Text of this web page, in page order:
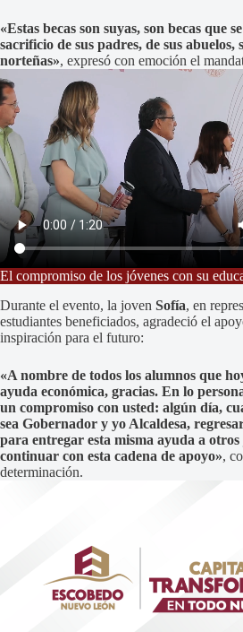
«Estas becas son suyas, son becas que
sacrificio de sus padres, de sus abuelos,
norteñas», expresó con emoción el
El compromiso de los jóvenes con su
Durante el evento, la joven Sofía, en
estudiantes beneficiados, agradeció el
inspiración para el futuro:
«A nombre de todos los alumnos que
ayuda económica, gracias. En lo
un compromiso con usted: algún día,
sea Gobernador y yo Alcaldesa,
para entregar esta misma ayuda a otros
continuar con esta cadena de apoyo»,
determinación.